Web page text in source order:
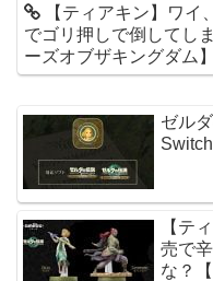
【ティアキン】ワイ
でゴリ押しで倒してし
ーズオブザキングダム】
ゼル
【テ
売で
な？